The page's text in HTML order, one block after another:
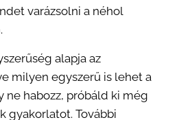
varázsolni a néhol
alapja az
milyen egyszerű is lehet a
ne habozz, próbáld ki még
gyakorlatot. További